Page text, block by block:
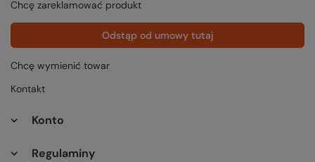
Chcę zareklamować produkt
Odstąp od umowy tutaj
Chcę wymienić towar
Kontakt
Konto
Regulaminy